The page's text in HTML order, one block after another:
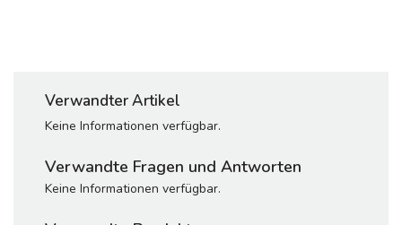
Verwandter Artikel
Keine Informationen verfügbar.
Verwandte Fragen und Antworten
Keine Informationen verfügbar.